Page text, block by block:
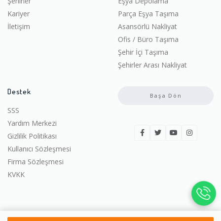
Kariyer
İletişim
Parça Eşya Taşıma
Asansörlü Nakliyat
Ofis / Büro Taşıma
Şehir İçi Taşıma
Şehirler Arası Nakliyat
Destek
SSS
Yardım Merkezi
Gizlilik Politikası
Kullanıcı Sözleşmesi
Firma Sözleşmesi
KVKK
Başa Dön